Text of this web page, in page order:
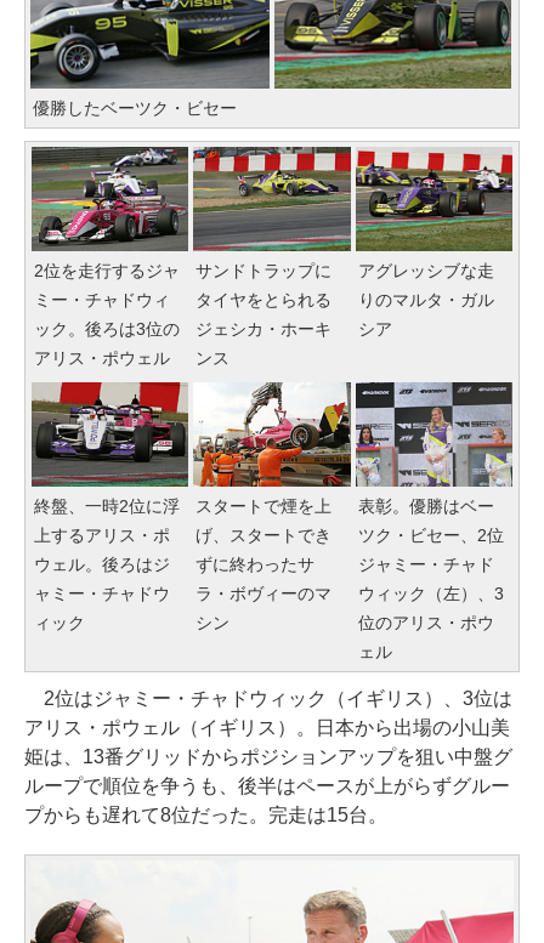
優勝したベーツク・ビセー
2位を走行するジャ
ミー・チャドウィ
ック。後ろは3位の
アリス・ポウェル
サンドトラップに
タイヤをとられる
ジェシカ・ホーキ
ンス
アグレッシブな走
りのマルタ・ガル
シア
終盤、一時2位に浮
上するアリス・ポ
ウェル。後ろはジ
ャミー・チャドウ
ィック
スタートで煙を上
げ、スタートでき
ずに終わったサ
ラ・ボヴィーのマ
シン
表彰。優勝はベー
ツク・ビセー、2位
ジャミー・チャド
ウィック（左）、3
位のアリス・ポウ
ェル
2位はジャミー・チャドウィック（イギリス）、3位は
アリス・ポウェル（イギリス）。日本から出場の小山美
姫は、13番グリッドからポジションアップを狙い中盤グ
ループで順位を争うも、後半はペースが上がらずグルー
プからも遅れて8位だった。完走は15台。